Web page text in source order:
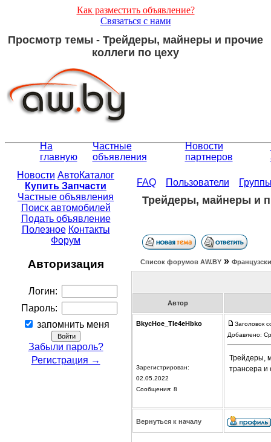
Как разместить объявление?
Связаться с нами
Просмотр темы - Трейдеры, майнеры и прочие
коллеги по цеху
На
главную
Частные
объявления
Новости
партнеров
Новости АвтоКаталог
Купить Запчасти
Частные объявления
Поиск автомобилей
Подать объявление
Полезное Контакты
Форум
Авторизация
Логин:
Пароль:
запомнить меня
Забыли пароль?
Регистрация →
FAQ Пользователи
Трейдеры, майнеры и
Список форумов АW.BY »
Автор
BkycHoe_TIe4eHbko
Зарегистрирован:
02.05.2022
Сообщения: 8
Заголовок
Добавлено:
Трейдеры,
трансера и
Вернуться к началу